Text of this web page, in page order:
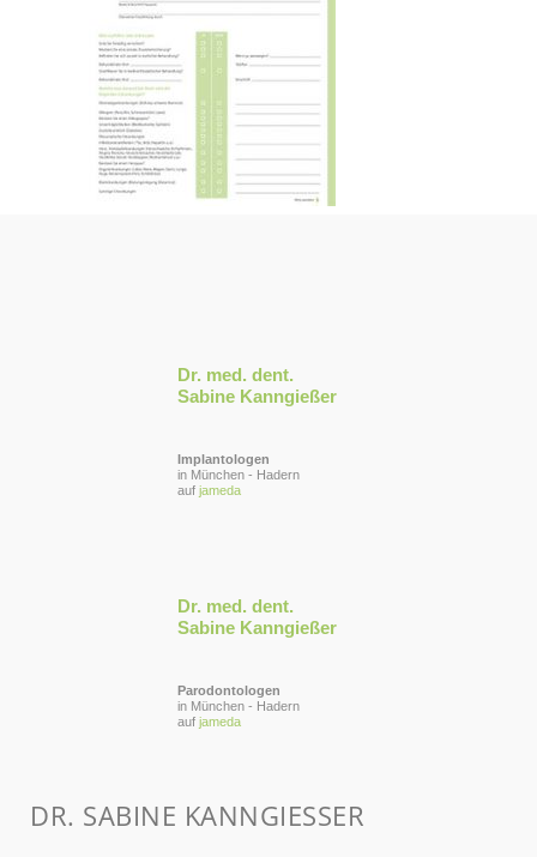
Dr. med. dent.
Sabine Kanngießer
Implantologen
in München - Hadern
auf jameda
Dr. med. dent.
Sabine Kanngießer
Parodontologen
in München - Hadern
auf jameda
DR. SABINE KANNGIESSER